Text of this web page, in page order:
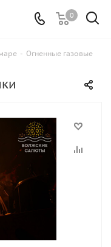
0
- Огненные газовые